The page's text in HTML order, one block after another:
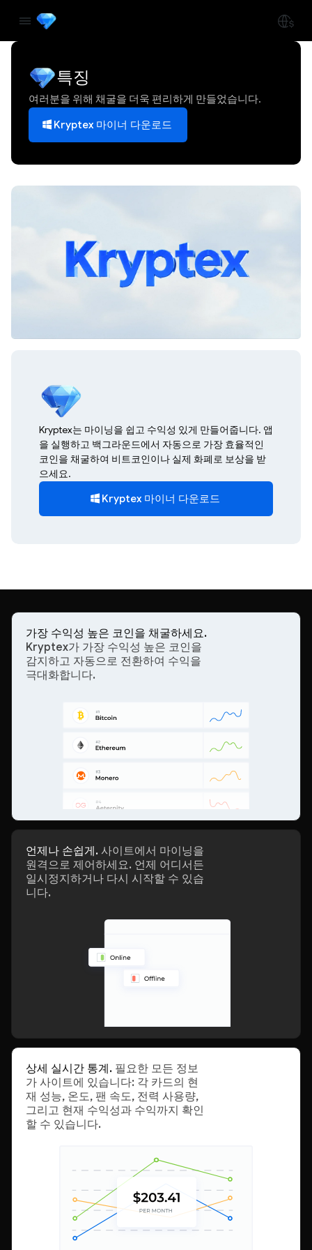
특징
여러분을 위해 채굴을 더욱 편리하게 만들었습니다.
Kryptex 마이너 다운로드
Kryptex는 마이닝을 쉽고 수익성 있게 만들어줍니다. 앱
을 실행하고 백그라운드에서 자동으로 가장 효율적인
코인을 채굴하여 비트코인이나 실제 화폐로 보상을 받
으세요.
Kryptex 마이너 다운로드
가장 수익성 높은 코인을 채굴하세요.
Kryptex가 가장 수익성 높은 코인을
감지하고 자동으로 전환하여 수익을
극대화합니다.
언제나 손쉽게. 사이트에서 마이닝을
원격으로 제어하세요. 언제 어디서든
일시정지하거나 다시 시작할 수 있습
니다.
상세 실시간 통계. 필요한 모든 정보
가 사이트에 있습니다: 각 카드의 현
재 성능, 온도, 팬 속도, 전력 사용량,
그리고 현재 수익성과 수익까지 확인
할 수 있습니다.